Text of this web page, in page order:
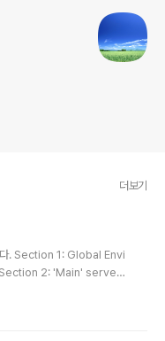
더보기
다. Section 1: Global Envi
Section 2: 'Main' server
모든 환경을 설정하는 아